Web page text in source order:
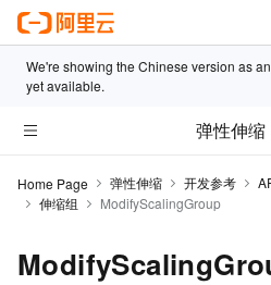
We're showing the Chinese version as
yet available.
弹性伸缩
Home Page 弹性伸缩 开发参考
伸缩组
ModifyScalingGroup